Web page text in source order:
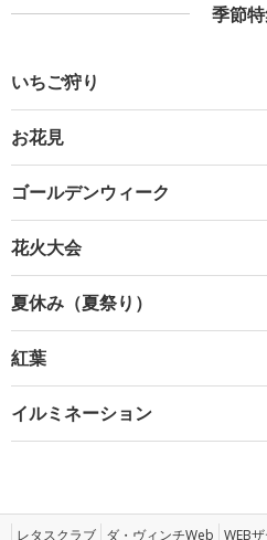
季節
いちご狩り
お花見
ゴールデンウィーク
花火大会
夏休み（夏祭り）
紅葉
イルミネーション
レタスクラブ ダ・ヴィンチWeb WEB